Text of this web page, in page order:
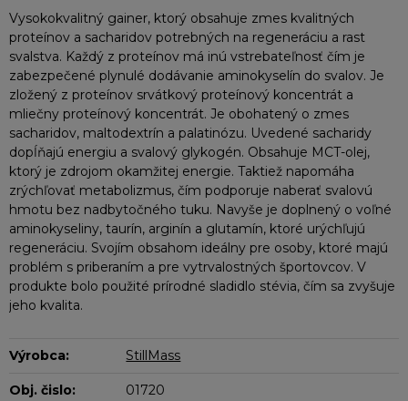
Vysokokvalitný gainer, ktorý obsahuje zmes kvalitných
proteínov a sacharidov potrebných na regeneráciu a rast
svalstva. Každý z proteínov má inú vstrebateľnosť čím je
zabezpečené plynulé dodávanie aminokyselín do svalov. Je
zložený z proteínov srvátkový proteínový koncentrát a
mliečny proteínový koncentrát. Je obohatený o zmes
sacharidov, maltodextrín a palatinózu. Uvedené sacharidy
dopĺňajú energiu a svalový glykogén. Obsahuje MCT-olej,
ktorý je zdrojom okamžitej energie. Taktiež napomáha
zrýchľovať metabolizmus, čím podporuje naberať svalovú
hmotu bez nadbytočného tuku. Navyše je doplnený o voľné
aminokyseliny, taurín, arginín a glutamín, ktoré urýchľujú
regeneráciu. Svojím obsahom ideálny pre osoby, ktoré majú
problém s priberaním a pre vytrvalostných športovcov. V
produkte bolo použité prírodné sladidlo stévia, čím sa zvyšuje
jeho kvalita.
Výrobca: StillMass
Obj. čislo: 01720